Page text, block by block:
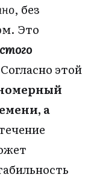
, без
Это
этой
а